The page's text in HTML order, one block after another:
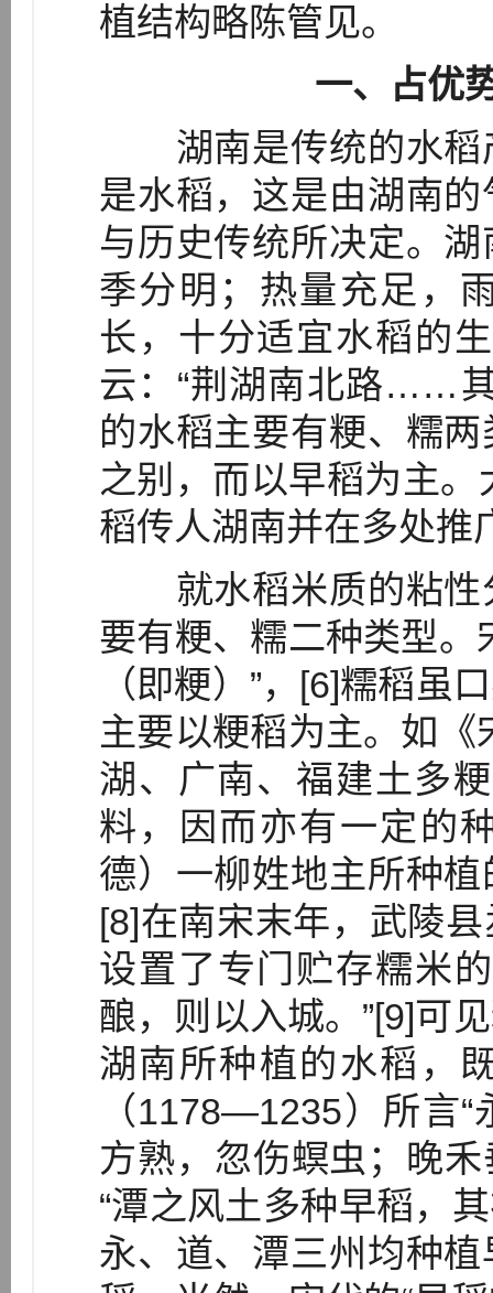
植结构略陈管见。
一、占优
湖南是传统的水稻
是水稻，这是由湖南
与历史传统所决定。
季分明；热量充足，
长，十分适宜水稻的
云：“荆湖南北路……
的水稻主要有粳、糯
之别，而以早稻为主
稻传人湖南并在多处推
就水稻米质的粘性
要有粳、糯二种类型。
（即粳）”，[6]糯稻虽
主要以粳稻为主。如《
湖、广南、福建土多
料，因而亦有一定的
德）一柳姓地主所种
[8]在南宋末年，武陵
设置了专门贮存糯米
酿，则以入城。”[9]可
湖南所种植的水稻，
（1178—1235）所言
方熟，忽伤螟虫；晚
“潭之风土多种早稻，
永、道、潭三州均种